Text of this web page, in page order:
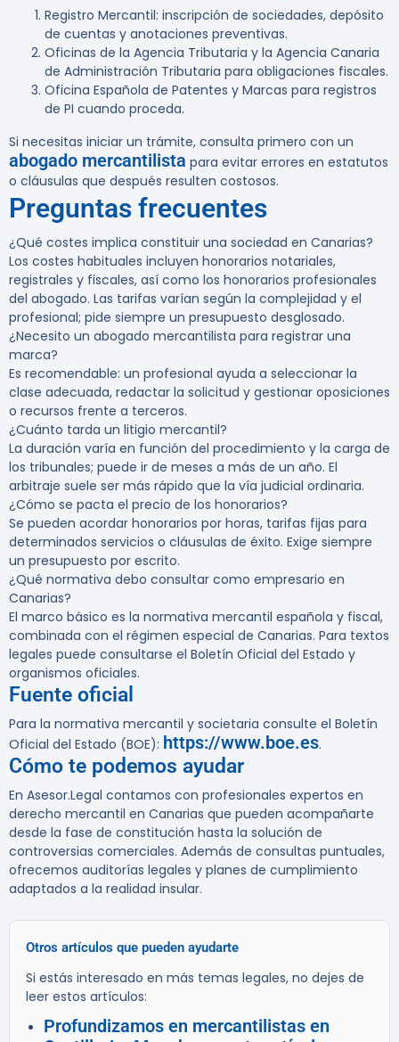
Registro Mercantil: inscripción de sociedades, depósito
de cuentas y anotaciones preventivas.
Oficinas de la Agencia Tributaria y la Agencia Canaria
de Administración Tributaria para obligaciones fiscales.
Oficina Española de Patentes y Marcas para registros
de PI cuando proceda.
Si necesitas iniciar un trámite, consulta primero con un
abogado mercantilista para evitar errores en estatutos
o cláusulas que después resulten costosos.
Preguntas frecuentes
¿Qué costes implica constituir una sociedad en Canarias?
Los costes habituales incluyen honorarios notariales,
registrales y fiscales, así como los honorarios profesionales
del abogado. Las tarifas varían según la complejidad y el
profesional; pide siempre un presupuesto desglosado.
¿Necesito un abogado mercantilista para registrar una
marca?
Es recomendable: un profesional ayuda a seleccionar la
clase adecuada, redactar la solicitud y gestionar oposiciones
o recursos frente a terceros.
¿Cuánto tarda un litigio mercantil?
La duración varía en función del procedimiento y la carga de
los tribunales; puede ir de meses a más de un año. El
arbitraje suele ser más rápido que la vía judicial ordinaria.
¿Cómo se pacta el precio de los honorarios?
Se pueden acordar honorarios por horas, tarifas fijas para
determinados servicios o cláusulas de éxito. Exige siempre
un presupuesto por escrito.
¿Qué normativa debo consultar como empresario en
Canarias?
El marco básico es la normativa mercantil española y fiscal,
combinada con el régimen especial de Canarias. Para textos
legales puede consultarse el Boletín Oficial del Estado y
organismos oficiales.
Fuente oficial
Para la normativa mercantil y societaria consulte el Boletín
Oficial del Estado (BOE): https://www.boe.es.
Cómo te podemos ayudar
En Asesor.Legal contamos con profesionales expertos en
derecho mercantil en Canarias que pueden acompañarte
desde la fase de constitución hasta la solución de
controversias comerciales. Además de consultas puntuales,
ofrecemos auditorías legales y planes de cumplimiento
adaptados a la realidad insular.
Otros artículos que pueden ayudarte
Si estás interesado en más temas legales, no dejes de
leer estos artículos:
Profundizamos en mercantilistas en